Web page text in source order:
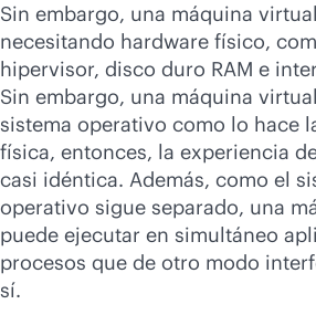
Sin embargo, una máquina
necesitando hardware físico,
hipervisor, disco duro RAM e
Sin embargo, una máquina
sistema operativo como lo hace
física, entonces, la experiencia
casi idéntica. Además, como el
operativo sigue separado, una
puede ejecutar en simultáneo
procesos que de otro modo
sí.